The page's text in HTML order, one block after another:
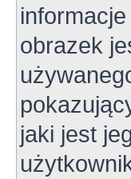
obrazek
jaki jest